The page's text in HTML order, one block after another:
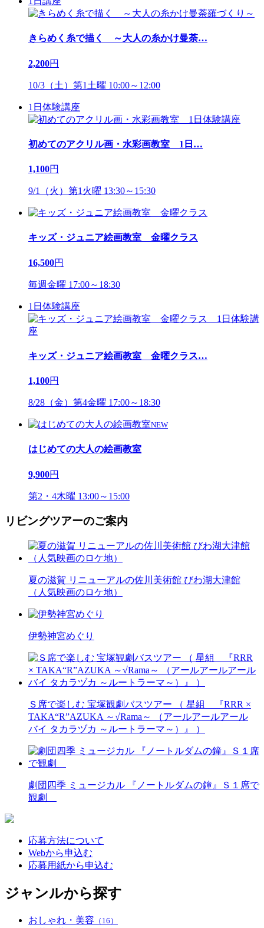
きらめく糸で描く ～大人の糸かけ曼荼…
2,200円
10/3（土）第1土曜 10:00～12:00
1日体験講座
初めてのアクリル画・水彩画教室 1日 …
1,100円
9/1（火）第1火曜 13:30～15:30
キッズ・ジュニア絵画教室 金曜クラス
16,500円
毎週金曜 17:00～18:30
1日体験講座
キッズ・ジュニア絵画教室 金曜クラス…
1,100円
8/28（金）第4金曜 17:00～18:30
NEW
はじめての大人の絵画教室
9,900円
第2・4木曜 13:00～15:00
リビングツアーのご案内
夏の滋賀 リニューアルの佐川美術館 びわ湖大津館
（人気映画のロケ地）
伊勢神宮めぐり
Ｓ席で楽しむ 宝塚観劇バスツアー （ 星組 『RRR ×
TAKA“R”AZUKA ～√Rama～ （アールアールアール
バイ タカラヅカ ～ルートラーマ～）』 ）
劇団四季 ミュージカル 『ノートルダムの鐘』Ｓ１席で
観劇
応募方法について
Webから申込む
応募用紙から申込む
ジャンルから探す
おしゃれ・美容 （16）